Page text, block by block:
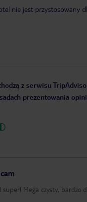
nie jest przystosowany
z serwisu
prezentowania
super! Mega czysty, bardzo